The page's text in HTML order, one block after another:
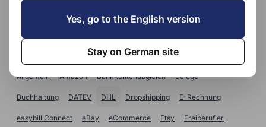
Allgemein Amazon Bankkontenabgleich Belege
Buchhaltung DATEV DHL Dropshipping E-Rechnung
easybill Connect eBay eCommerce Etsy Freiberufler
Yes, go to the English version
Stay on German site